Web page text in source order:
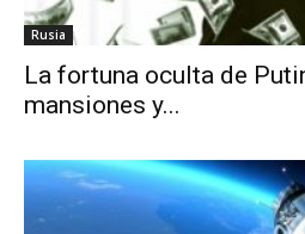
Rusia
La fortuna oculta de
mansiones y...